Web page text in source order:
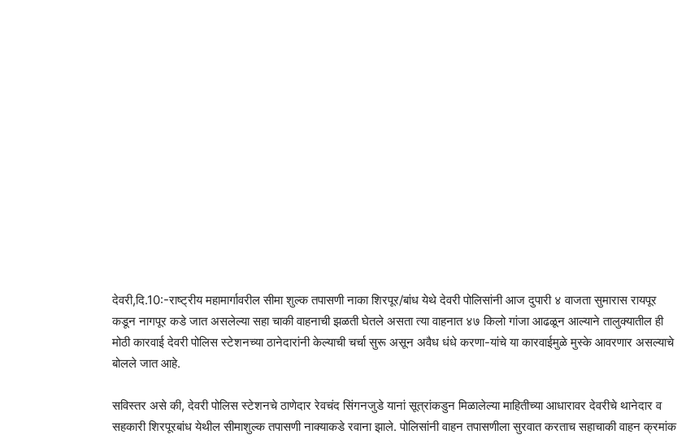
देवरी,दि.10:-राष्ट्रीय महामार्गावरील सीमा शुल्क तपासणी नाका शिरपूर/बांध येथे देवरी पोलिसांनी आज दुपारी ४ वाजता सुमारास रायपूर
कडून नागपूर कडे जात असलेल्या सहा चाकी वाहनाची झळती घेतले असता त्या वाहनात ४७ किलो गांजा आढळून आल्याने तालुक्यातील ही
मोठी कारवाई देवरी पोलिस स्टेशनच्या ठानेदारांनी केल्याची चर्चा सुरू असून अवैध धंधे करणा-यांचे या कारवाईमुळे मुस्के आवरणार असल्याचे
बोलले जात आहे.
सविस्तर असे की, देवरी पोलिस स्टेशनचे ठाणेदार रेवचंद सिंगनजुडे यानां सूत्रांकडुन मिळालेल्या माहितीच्या आधारावर देवरीचे थानेदार व
सहकारी शिरपूरबांध येथील सीमाशुल्क तपासणी नाक्याकडे रवाना झाले. पोलिसांनी वाहन तपासणीला सुरवात करताच सहाचाकी वाहन क्रमांक